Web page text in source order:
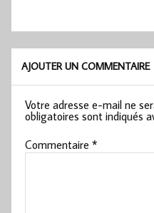
AJOUTER UN COMMENTAIRE
Votre adresse e-mail ne
obligatoires sont indiqués
Commentaire*